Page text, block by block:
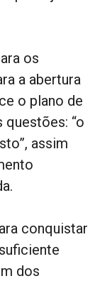
os
a abertura
o plano de
“o
assim
conquistar
dos